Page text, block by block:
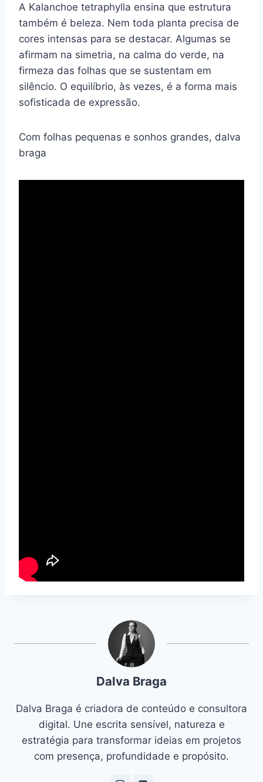
A Kalanchoe tetraphylla ensina que estrutura
também é beleza. Nem toda planta precisa de
cores intensas para se destacar. Algumas se
afirmam na simetria, na calma do verde, na
firmeza das folhas que se sustentam em
silêncio. O equilíbrio, às vezes, é a forma mais
sofisticada de expressão.
Com folhas pequenas e sonhos grandes, dalva
braga
Dalva Braga
Dalva Braga é criadora de conteúdo e consultora
digital. Une escrita sensível, natureza e
estratégia para transformar ideias em projetos
com presença, profundidade e propósito.